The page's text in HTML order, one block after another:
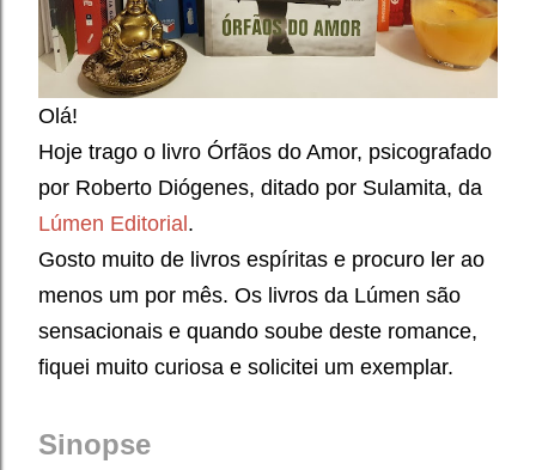
Olá!
Hoje trago o livro Órfãos do Amor, psicografado
por Roberto Diógenes, ditado por Sulamita, da
Lúmen Editorial .
Gosto muito de livros espíritas e procuro ler ao
menos um por mês. Os livros da Lúmen são
sensacionais e quando soube deste romance,
fiquei muito curiosa e solicitei um exemplar.
Sinopse